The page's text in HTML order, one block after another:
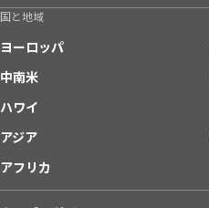
国と地域
ヨーロッパ
中南米
ハワイ
アジア
アフリカ